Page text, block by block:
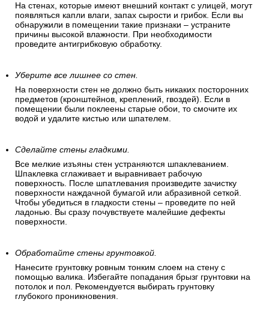
На стенах, которые имеют внешний контакт с улицей, могут
появляться капли влаги, запах сырости и грибок. Если вы
обнаружили в помещении такие признаки – устраните
причины высокой влажности. При необходимости
проведите антигрибковую обработку.
Уберите все лишнее со стен.
На поверхности стен не должно быть никаких посторонних
предметов (кронштейнов, креплений, гвоздей). Если в
помещении были поклеены старые обои, то смочите их
водой и удалите кистью или шпателем.
Сделайте стены гладкими.
Все мелкие изъяны стен устраняются шпаклеванием.
Шпаклевка сглаживает и выравнивает рабочую
поверхность. После шпатлевания произведите зачистку
поверхности наждачной бумагой или абразивной сеткой.
Чтобы убедиться в гладкости стены – проведите по ней
ладонью. Вы сразу почувствуете малейшие дефекты
поверхности.
Обработайте стены грунтовкой.
Нанесите грунтовку ровным тонким слоем на стену с
помощью валика. Избегайте попадания брызг грунтовки на
потолок и пол. Рекомендуется выбирать грунтовку
глубокого проникновения.